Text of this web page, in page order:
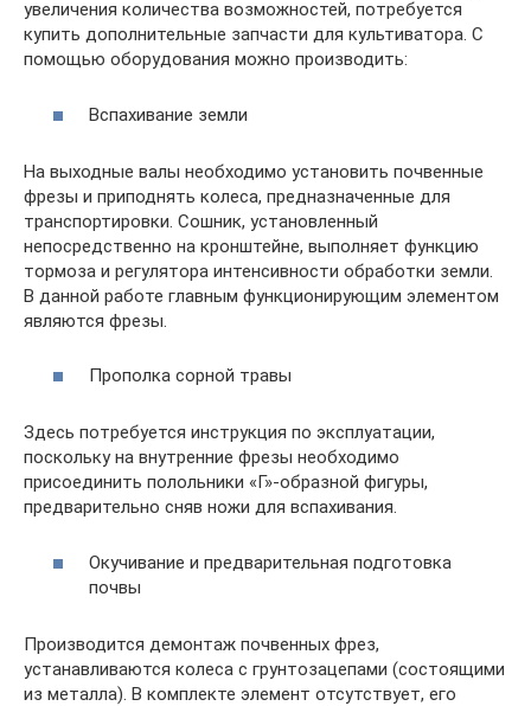
увеличения количества возможностей, потребуется
купить дополнительные запчасти для культиватора. С
помощью оборудования можно производить:
Вспахивание земли
На выходные валы необходимо установить почвенные
фрезы и приподнять колеса, предназначенные для
транспортировки. Сошник, установленный
непосредственно на кронштейне, выполняет функцию
тормоза и регулятора интенсивности обработки земли.
В данной работе главным функционирующим элементом
являются фрезы.
Прополка сорной травы
Здесь потребуется инструкция по эксплуатации,
поскольку на внутренние фрезы необходимо
присоединить полольники «Г»-образной фигуры,
предварительно сняв ножи для вспахивания.
Окучивание и предварительная подготовка
почвы
Производится демонтаж почвенных фрез,
устанавливаются колеса с грунтозацепами (состоящими
из металла). В комплекте элемент отсутствует, его